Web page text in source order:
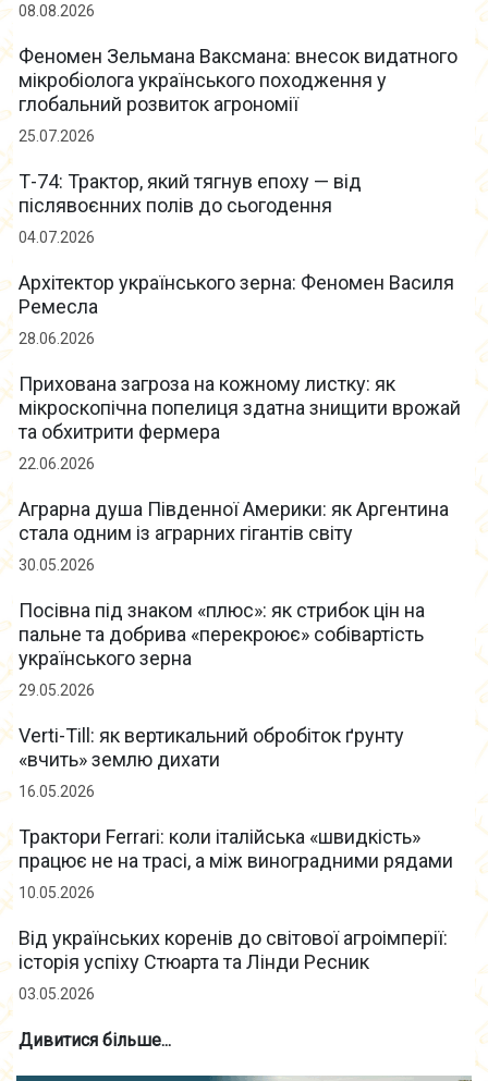
08.08.2026
Феномен Зельмана Ваксмана: внесок видатного
мікробіолога українського походження у
глобальний розвиток агрономії
25.07.2026
Т-74: Трактор, який тягнув епоху — від
післявоєнних полів до сьогодення
04.07.2026
Архітектор українського зерна: Феномен Василя
Ремесла
28.06.2026
Прихована загроза на кожному листку: як
мікроскопічна попелиця здатна знищити врожай
та обхитрити фермера
22.06.2026
Аграрна душа Південної Америки: як Аргентина
стала одним із аграрних гігантів світу
30.05.2026
Посівна під знаком «плюс»: як стрибок цін на
пальне та добрива «перекроює» собівартість
українського зерна
29.05.2026
Verti-Till: як вертикальний обробіток ґрунту
«вчить» землю дихати
16.05.2026
Трактори Ferrari: коли італійська «швидкість»
працює не на трасі, а між виноградними рядами
10.05.2026
Від українських коренів до світової агроімперії:
історія успіху Стюарта та Лінди Ресник
03.05.2026
Дивитися більше...